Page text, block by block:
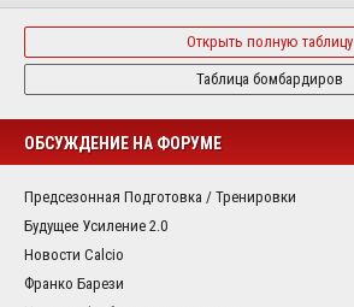
Открыть полную таблицу
Таблица бомбардиров
ОБСУЖДЕНИЕ НА ФОРУМЕ
Предсезонная Подготовка / Тренировки
Будущее Усиление 2.0
Новости Calcio
Франко Барези